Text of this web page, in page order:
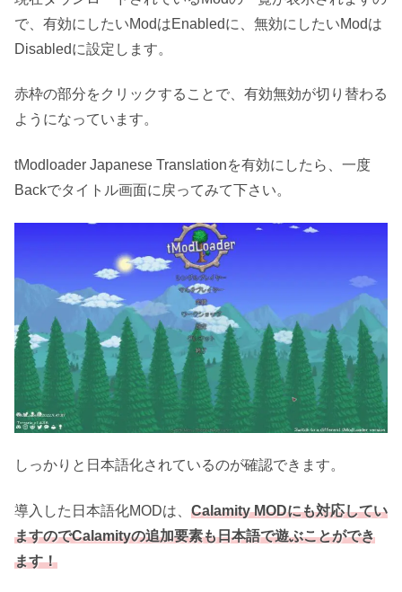
で、有効にしたいModはEnabledに、無効にしたいModは
Disabledに設定します。
赤枠の部分をクリックすることで、有効無効が切り替わる
ようになっています。
tModloader Japanese Translationを有効にしたら、一度
Backでタイトル画面に戻ってみて下さい。
しっかりと日本語化されているのが確認できます。
導入した日本語化MODは、 Calamity MODにも対応してい
ますのでCalamityの追加要素も日本語で遊ぶことができ
ます！